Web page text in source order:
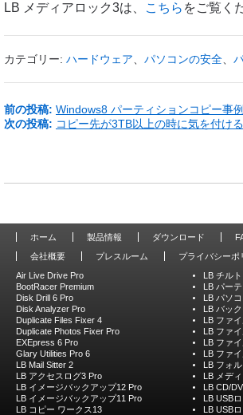
LB メディアロック3は、 こちら をご覧く
カテゴリー: ハードウェア パソコンの安全
前の投稿: Windows8 パーティションコピー事例
次の投稿: コピー先が3TB以上の時に気を付け
ホーム 製品情報 ダウンロード
会社概要
プレスルーム プライバシーポ
Air Live Drive Pro
BootRacer Premium
Disk Drill 6 Pro
Disk Analyzer Pro
Duplicate Files Fixer 4
Duplicate Photos Fixer Pro
EXEpress 6 Pro
Glary Utilities Pro 6
LB Mail Sitter 2
LB アクセスログ3 Pro
LB イメージバックアップ12 Pro
LB イメージバックアップ11 Pro
LB コピー ワークス13
LB チル
LB パー
LB パソ
LB バッ
LB ファ
LB ファ
LB ファ
LB ファ
LB フォ
LB メデ
LB CD/
LB USB
LB USB